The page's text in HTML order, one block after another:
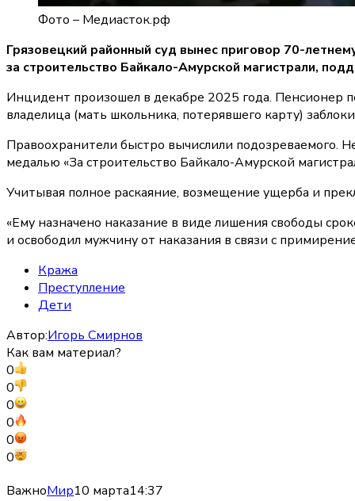
Фото – Медиасток.рф
Грязовецкий районный суд вынес приговор 70-
за строительство Байкало-Амурской магистрали,
Инцидент произошел в декабре 2025 года. Пенсионер
владелица (мать школьника, потерявшего карту)
Правоохранители быстро вычислили подозреваемого.
медалью «За строительство Байкало-Амурской
Учитывая полное раскаяние, возмещение ущерба и
«Ему назначено наказание в виде лишения свободы
и освободил мужчину от наказания в связи с
Кража
Преступление
Дети
Автор:Игорь Смирнов
Как вам материал?
0
0
0
0
0
0
ВажноМир10 марта14:37